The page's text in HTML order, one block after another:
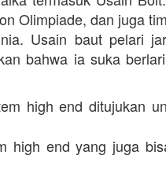
Olimpiade, dan juga
Usain baut pelari
bahwa ia suka
high end ditujukan
high end yang juga